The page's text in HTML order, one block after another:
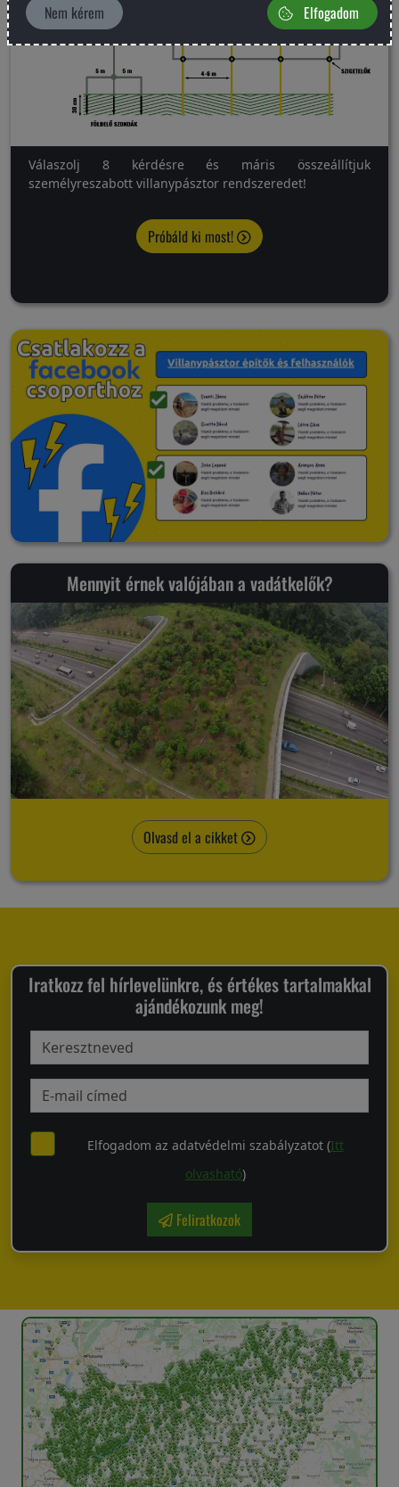
Válaszolj 8 kérdésre és máris összeállítjuk
személyreszabott villanypásztor rendszeredet!
Próbáld ki most!
Mennyit érnek valójában a vadátkelők?
Olvasd el a cikket
Iratkozz fel hírlevelünkre, és értékes tartalmakkal
ajándékozunk meg!
Elfogadom az adatvédelmi szabályzatot (Itt
olvasható)
Feliratkozok
Nem kérem Elfogadom